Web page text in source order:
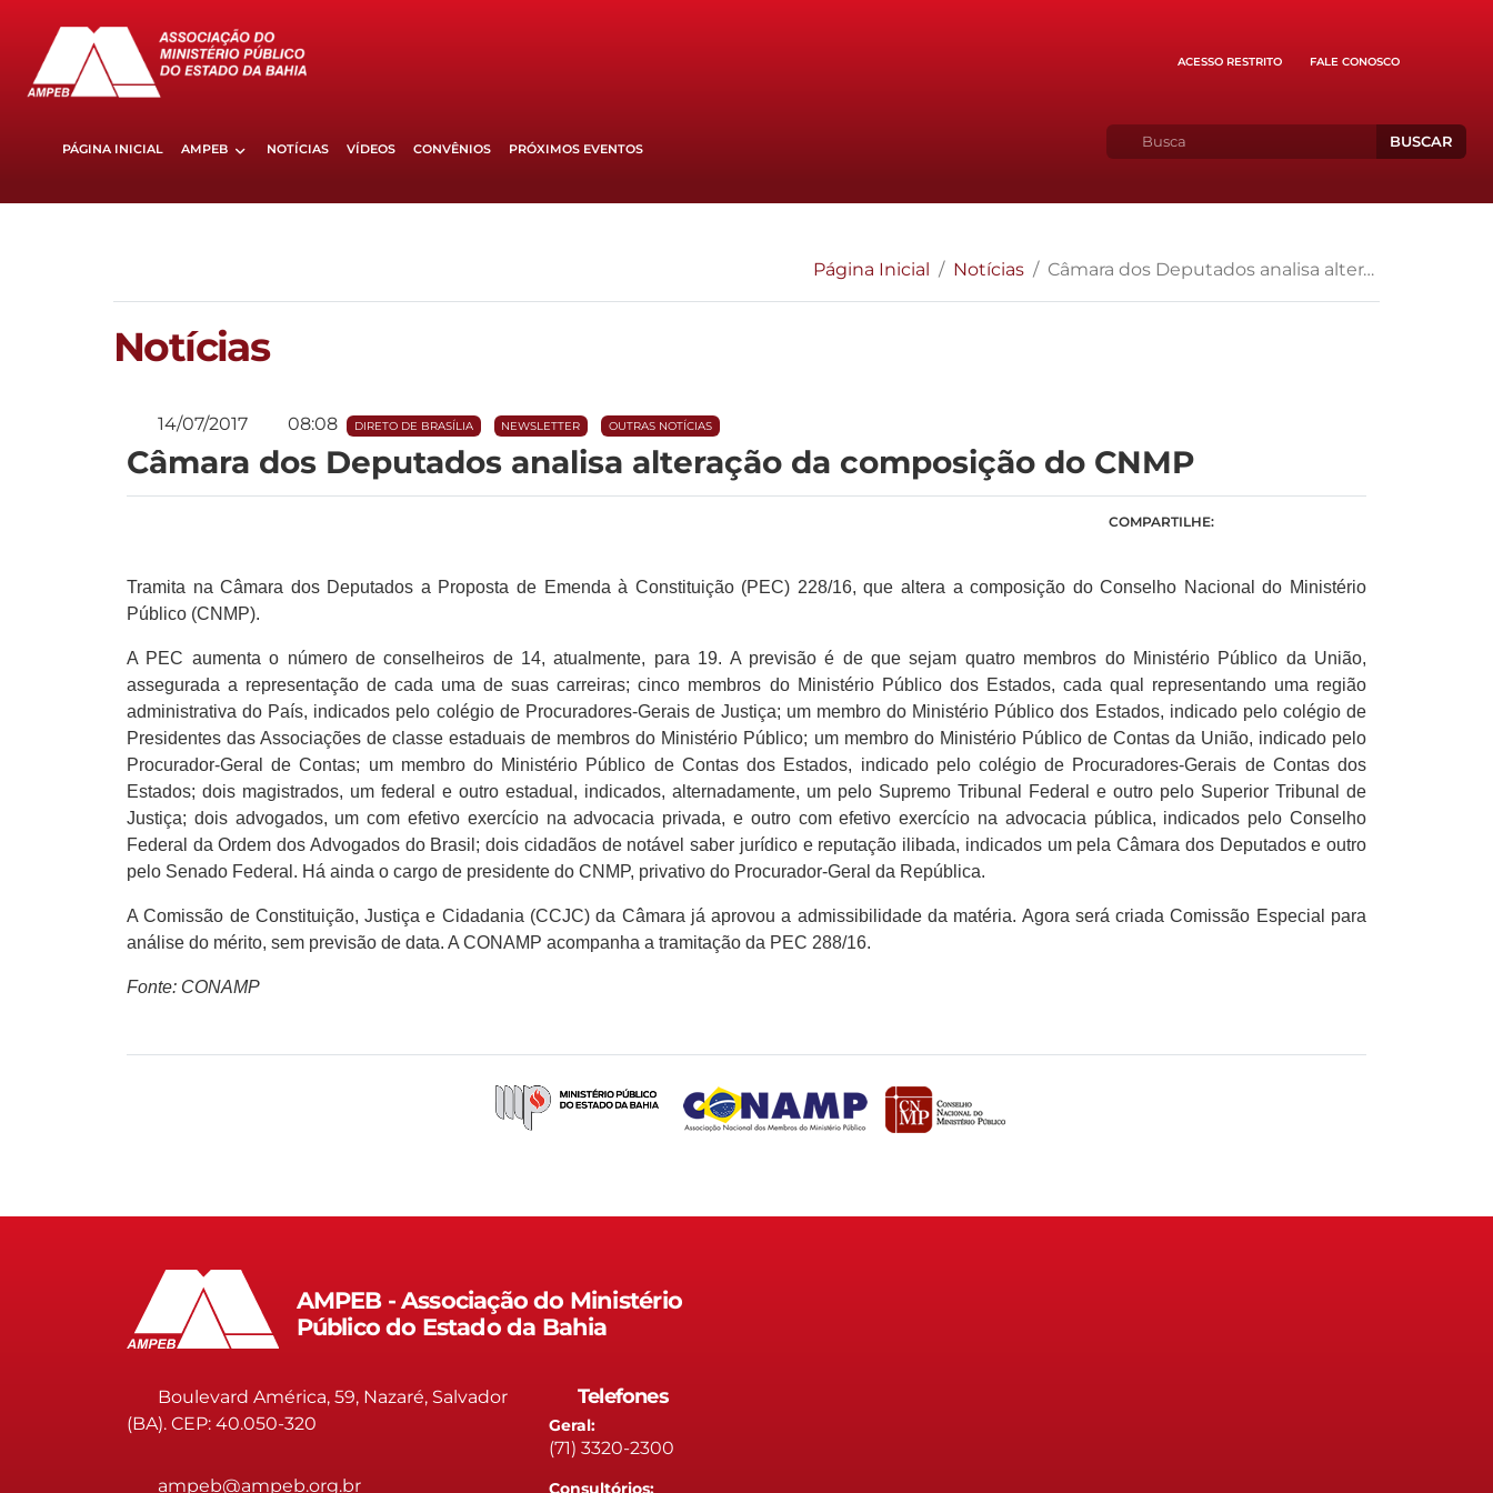
ACESSO RESTRITO FALE CONOSCO
PÁGINA INICIAL AMPEB NOTÍCIAS VÍDEOS CONVÊNIOS PRÓXIMOS EVENTOS BUSCAR
Página Inicial Notícias Câmara dos Deputados analisa alteração da composição do CNMP
Notícias
14/07/2017 08:08 DIRETO DE BRASÍLIA NEWSLETTER OUTRAS NOTÍCIAS
Câmara dos Deputados analisa alteração da composição do CNMP
COMPARTILHE:
Tramita na Câmara dos Deputados a Proposta de Emenda à Constituição (PEC) 228/16, que altera a composição do Conselho Nacional do Ministério
Público (CNMP).
A PEC aumenta o número de conselheiros de 14, atualmente, para 19. A previsão é de que sejam quatro membros do Ministério Público da União,
assegurada a representação de cada uma de suas carreiras; cinco membros do Ministério Público dos Estados, cada qual representando uma região
administrativa do País, indicados pelo colégio de Procuradores-Gerais de Justiça; um membro do Ministério Público dos Estados, indicado pelo colégio de
Presidentes das Associações de classe estaduais de membros do Ministério Público; um membro do Ministério Público de Contas da União, indicado pelo
Procurador-Geral de Contas; um membro do Ministério Público de Contas dos Estados, indicado pelo colégio de Procuradores-Gerais de Contas dos
Estados; dois magistrados, um federal e outro estadual, indicados, alternadamente, um pelo Supremo Tribunal Federal e outro pelo Superior Tribunal de
Justiça; dois advogados, um com efetivo exercício na advocacia privada, e outro com efetivo exercício na advocacia pública, indicados pelo Conselho
Federal da Ordem dos Advogados do Brasil; dois cidadãos de notável saber jurídico e reputação ilibada, indicados um pela Câmara dos Deputados e outro
pelo Senado Federal. Há ainda o cargo de presidente do CNMP, privativo do Procurador-Geral da República.
A Comissão de Constituição, Justiça e Cidadania (CCJC) da Câmara já aprovou a admissibilidade da matéria. Agora será criada Comissão Especial para
análise do mérito, sem previsão de data. A CONAMP acompanha a tramitação da PEC 288/16.
Fonte: CONAMP
AMPEB - Associação do Ministério
Público do Estado da Bahia
Boulevard América, 59, Nazaré, Salvador
(BA). CEP: 40.050-320
ampeb@ampeb.org.br
Telefones
Geral:
(71) 3320-2300
Consultórios: